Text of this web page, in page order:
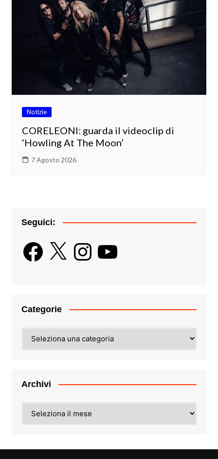
Notizie
CORELEONI: guarda il videoclip di
‘Howling At The Moon’
7 Agosto 2026
Seguici:
Facebook
X InstagramYouTube
Categorie
Archivi